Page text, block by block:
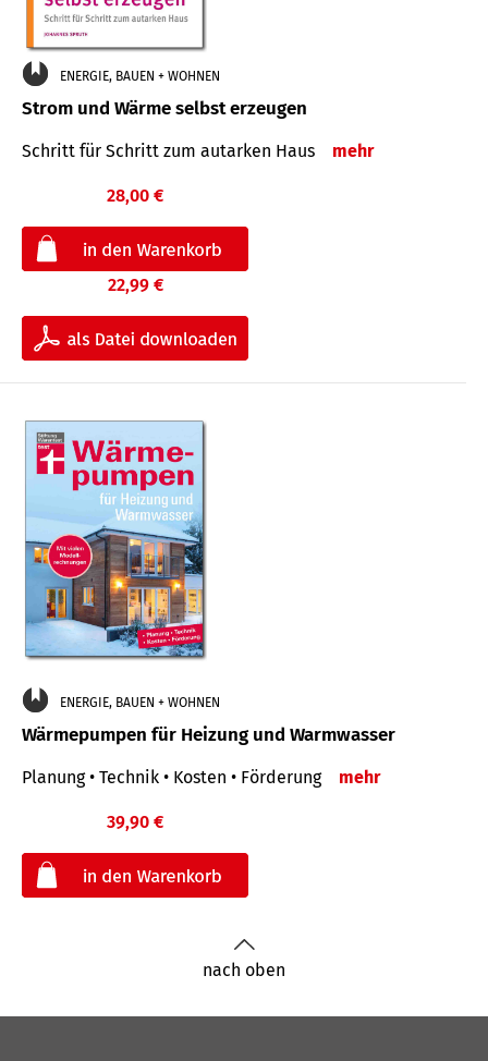
ENERGIE, BAUEN + WOHNEN
Strom und Wärme selbst erzeugen
Schritt für Schritt zum autarken Haus mehr
28,00 €
22,99 €
ENERGIE, BAUEN + WOHNEN
Wärmepumpen für Heizung und Warmwasser
Planung • Technik • Kosten • Förderung mehr
39,90 €
nach oben